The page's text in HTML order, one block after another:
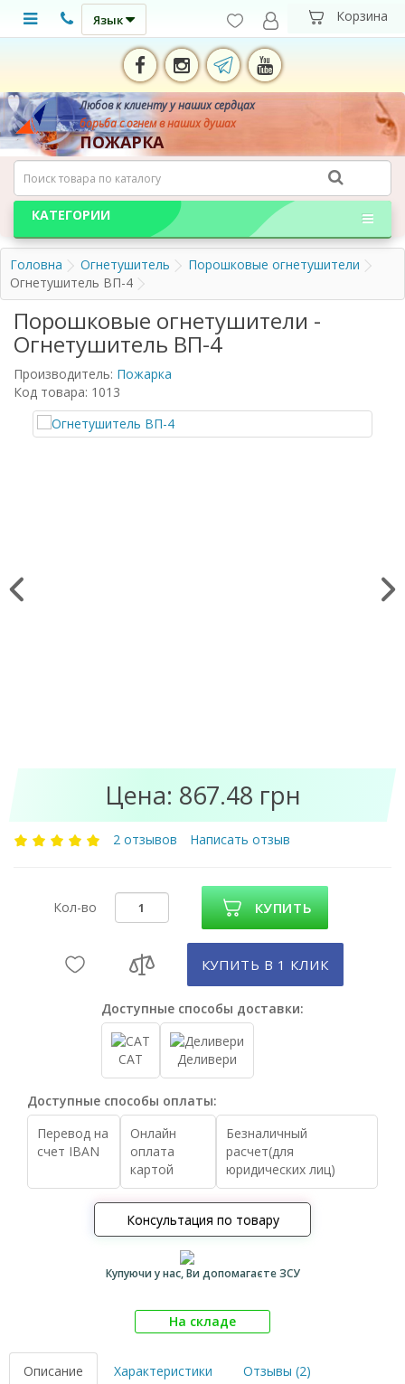
Язык
Любов к клиенту у наших сердцах
борьба с огнем в наших душах
ПОЖАРКА
КАТЕГОРИИ
Головна Огнетушитель
Порошковые огнетушители
Огнетушитель ВП-4
Порошковые огнетушители -
Огнетушитель ВП-4
Производитель: Пожарка
Код товара: 1013
Цена: 867.48 грн
2 отзывов Написать отзыв
Кол-во КУПИТЬ
КУПИТЬ В 1 КЛИК
Доступные способы доставки:
САТ Деливери
Доступные способы оплаты:
Перевод на
счет IBAN
Онлайн
оплата
картой
Безналичный
расчет(для
юридических лиц)
Консультация по товару
Купуючи у нас, Ви допомагаєте ЗСУ
На складе
Описание Характеристики Отзывы (2)